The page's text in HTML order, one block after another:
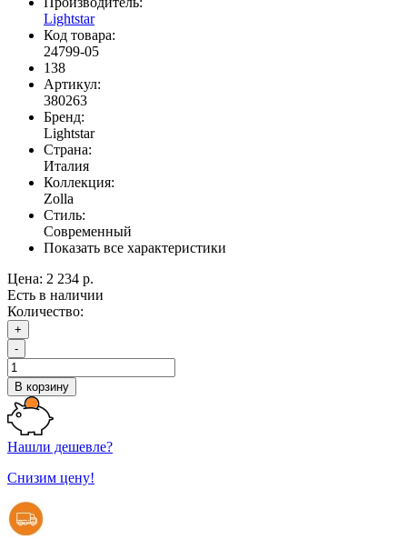
Lightstar
Код товара:
24799-05
138
Артикул:
380263
Бренд:
Lightstar
Страна:
Италия
Коллекция:
Zolla
Стиль:
Современный
Показать все характеристики
Цена: 2 234 р.
Есть в наличии
Количество:
+
-
В корзину
Нашли дешевле?
Снизим цену!